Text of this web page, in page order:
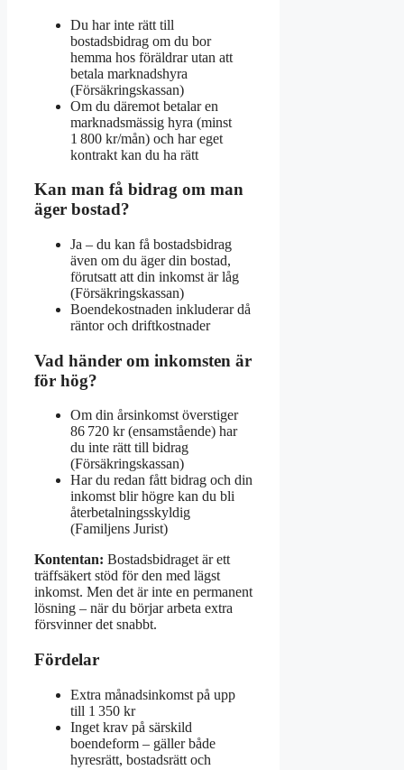
Du har inte rätt till
bostadsbidrag om du bor
hemma hos föräldrar utan att
betala marknadshyra
(Försäkringskassan)
Om du däremot betalar en
marknadsmässig hyra (minst
1 800 kr/mån) och har eget
kontrakt kan du ha rätt
Kan man få bidrag om man
äger bostad?
Ja – du kan få bostadsbidrag
även om du äger din bostad,
förutsatt att din inkomst är låg
(Försäkringskassan)
Boendekostnaden inkluderar då
räntor och driftkostnader
Vad händer om inkomsten är
för hög?
Om din årsinkomst överstiger
86 720 kr (ensamstående) har
du inte rätt till bidrag
(Försäkringskassan)
Har du redan fått bidrag och din
inkomst blir högre kan du bli
återbetalningsskyldig
(Familjens Jurist)
Kontentan: Bostadsbidraget är ett
träffsäkert stöd för den med lägst
inkomst. Men det är inte en permanent
lösning – när du börjar arbeta extra
försvinner det snabbt.
Fördelar
Extra månadsinkomst på upp
till 1 350 kr
Inget krav på särskild
boendeform – gäller både
hyresrätt, bostadsrätt och